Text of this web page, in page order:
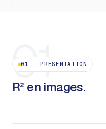
01
01 ·PRÉSENTATION
R² en images.